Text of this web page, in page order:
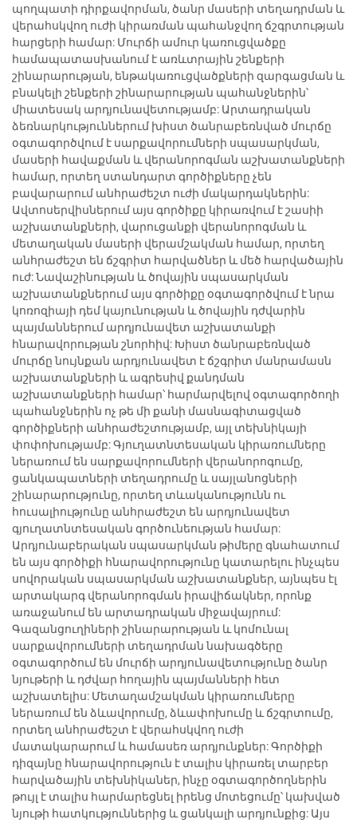
պողպատի դիրքավորման, ծանր մասերի տեղադրման և
վերահսկվող ուժի կիրառման պահանջվող ճշգրտության
հարցերի համար: Մուրճի ամուր կառուցվածքը
համապատասխանում է առևտրային շենքերի
շինարարության, ենթակառուցվածքների զարգացման և
բնակելի շենքերի շինարարության պահանջներին՝
միատեսակ արդյունավետությամբ: Արտադրական
ձեռնարկություններում խիստ ծանրաբեռնված մուրճը
օգտագործվում է սարքավորումների սպասարկման,
մասերի հավաքման և վերանորոգման աշխատանքների
համար, որտեղ ստանդարտ գործիքները չեն
բավարարում անհրաժեշտ ուժի մակարդակներին:
Ավտոսերվիսներում այս գործիքը կիրառվում է շասիի
աշխատանքների, վարուցանքի վերանորոգման և
մետաղական մասերի վերամշակման համար, որտեղ
անհրաժեշտ են ճշգրիտ հարվածներ և մեծ հարվածային
ուժ: Նավաշինության և ծովային սպասարկման
աշխատանքներում այս գործիքը օգտագործվում է նրա
կոռոզիայի դեմ կայունության և ծովային դժվարին
պայմաններում արդյունավետ աշխատանքի
հնարավորության շնորհիվ: Խիստ ծանրաբեռնված
մուրճը նույնքան արդյունավետ է ճշգրիտ մանրամասն
աշխատանքների և ագրեսիվ քանդման
աշխատանքների համար՝ հարմարվելով օգտագործողի
պահանջներին ոչ թե մի քանի մասնագիտացված
գործիքների անհրաժեշտությամբ, այլ տեխնիկայի
փոփոխությամբ: Գյուղատնտեսական կիրառումները
ներառում են սարքավորումների վերանորոգումը,
ցանկապատների տեղադրումը և սայլանոցների
շինարարությունը, որտեղ տևականությունն ու
հուսալիությունը անհրաժեշտ են արդյունավետ
գյուղատնտեսական գործունեության համար:
Արդյունաբերական սպասարկման թիմերը գնահատում
են այս գործիքի հնարավորությունը կատարելու ինչպես
սովորական սպասարկման աշխատանքներ, այնպես էլ
արտակարգ վերանորոգման իրավիճակներ, որոնք
առաջանում են արտադրական միջավայրում:
Գազանցուղիների շինարարության և կոմունալ
սարքավորումների տեղադրման նախագծերը
օգտագործում են մուրճի արդյունավետությունը ծանր
նյութերի և դժվար հողային պայմանների հետ
աշխատելիս: Մետաղամշակման կիրառումները
ներառում են ձևավորումը, ձևափոխումը և ճշգրտումը,
որտեղ անհրաժեշտ է վերահսկվող ուժի
մատակարարում և համասեռ արդյունքներ: Գործիքի
դիզայնը հնարավորություն է տալիս կիրառել տարբեր
հարվածային տեխնիկաներ, ինչը օգտագործողներին
թույլ է տալիս հարմարեցնել իրենց մոտեցումը՝ կախված
նյութի հատկություններից և ցանկալի արդյունքից: Այս